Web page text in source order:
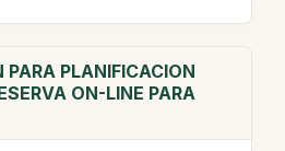
PARA PLANIFICACION
ON-LINE PARA